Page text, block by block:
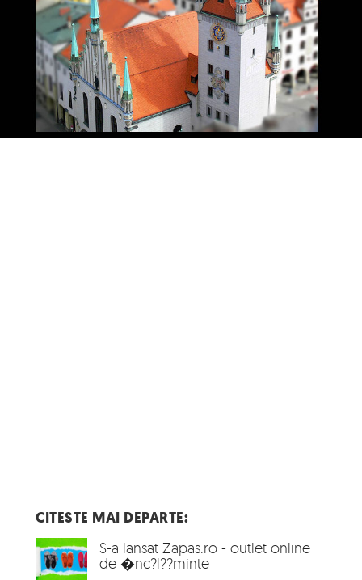
CITESTE MAI DEPARTE:
S-a lansat Zapas.ro - outlet online
de �nc?l??minte